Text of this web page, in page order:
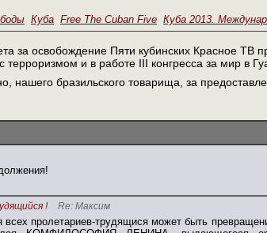
Куба Free The Cuban Five Куба 2013.
за освобождение Пяти кубинских Красное ТВ
и в работе III конгресса за мир в
нашего бразильского товарища, за
! Re: Максим
пролетариев-трудящися может быть